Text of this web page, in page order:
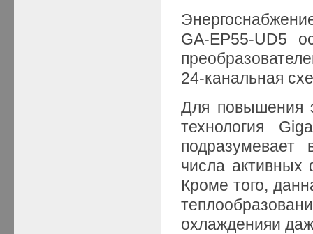
GA-EP55-UD5
24-канальная
Для повышения
технология
подразумевает
числа активных
Кроме того,
охлажденияи